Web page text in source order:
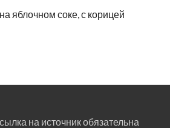
яблочном соке, с корицей
на источник обязательна